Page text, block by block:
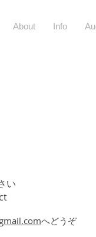
About Info
い
へどうぞ